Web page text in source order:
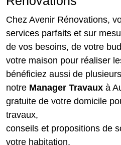
Chez Avenir Rénovations,
services parfaits et sur
de vos besoins, de votre
votre maison pour réaliser
bénéficiez aussi de
notre Manager Travaux à
gratuite de votre domicile
travaux,
conseils et propositions de
votre habitation,